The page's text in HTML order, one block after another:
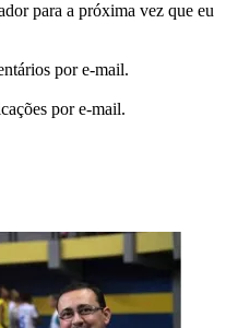
para a próxima vez que eu
por e-mail.
por e-mail.